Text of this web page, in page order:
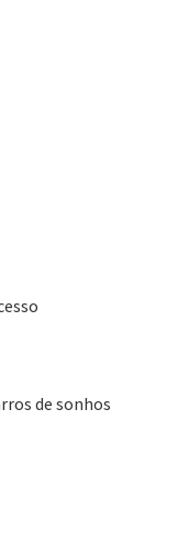
de sonhos